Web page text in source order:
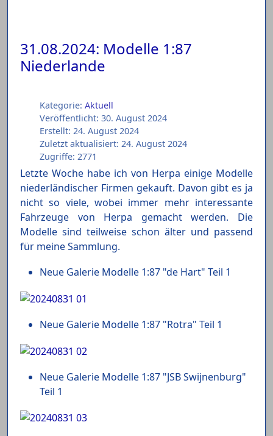
31.08.2024: Modelle 1:87
Niederlande
Kategorie: Aktuell
Veröffentlicht: 30. August 2024
Erstellt: 24. August 2024
Zuletzt aktualisiert: 24. August 2024
Zugriffe: 2771
Letzte Woche habe ich von Herpa einige Modelle
niederländischer Firmen gekauft. Davon gibt es ja
nicht so viele, wobei immer mehr interessante
Fahrzeuge von Herpa gemacht werden. Die
Modelle sind teilweise schon älter und passend
für meine Sammlung.
Neue Galerie Modelle 1:87 "de Hart" Teil 1
Neue Galerie Modelle 1:87 "Rotra" Teil 1
Neue Galerie Modelle 1:87 "JSB Swijnenburg"
Teil 1